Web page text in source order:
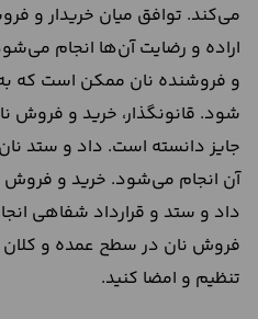
می‌کند. توافق میان خریدار و
اراده و رضایت آن‌ها انجام
و فروشنده نان ممکن است که
شود. قانونگذار، خرید و فروش
جایز دانسته است. داد و ستد
آن انجام می‌شود. خرید و فروش
داد و ستد و قرارداد شفاهی
فروش نان در سطح عمده و کلان
تنظیم و امضا کنید.